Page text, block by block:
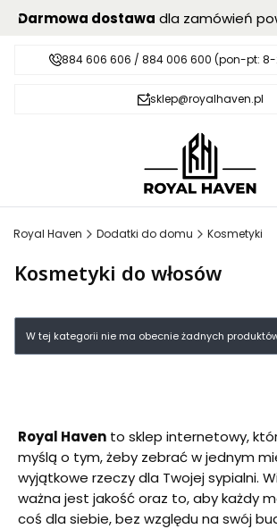
Darmowa dostawa dla zamówień
884 606 606 / 884 006 600 (pon-pt:
sklep@royalhaven.pl
Royal Haven Dodatki do domu Kosmetyki
Kosmetyki do włosów
Lista produktów
W tej kategorii nie ma obecnie żadnych
Royal Haven to sklep internetowy,
myślą o tym, żeby zebrać w jednym
wyjątkowe rzeczy dla Twojej sypialni.
ważna jest jakość oraz to, aby każdy
coś dla siebie, bez względu na swój